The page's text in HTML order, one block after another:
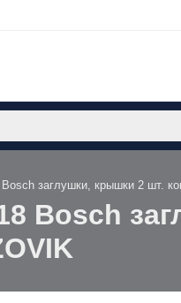
заглушки, крышки 2 шт.
Bosch